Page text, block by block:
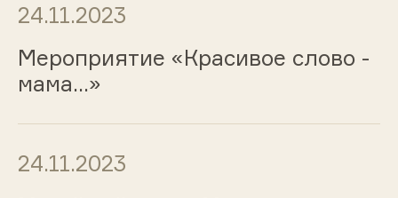
24.11.2023
Мероприятие «Красивое слово -
мама...»
24.11.2023